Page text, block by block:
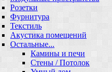
Розетки
Фурнитура
Текстиль
Акустика помещений
Остальные...
Камины и печи
Стены / Потолок